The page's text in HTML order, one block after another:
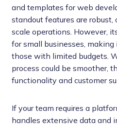
and templates for web
standout features are
scale operations. However,
for small businesses,
those with limited budgets.
process could be smoother,
functionality and customer
If your team requires a
handles extensive data and